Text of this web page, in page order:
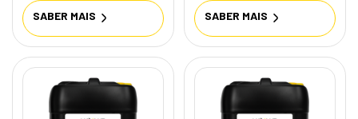
SABER MAIS SABER MAIS